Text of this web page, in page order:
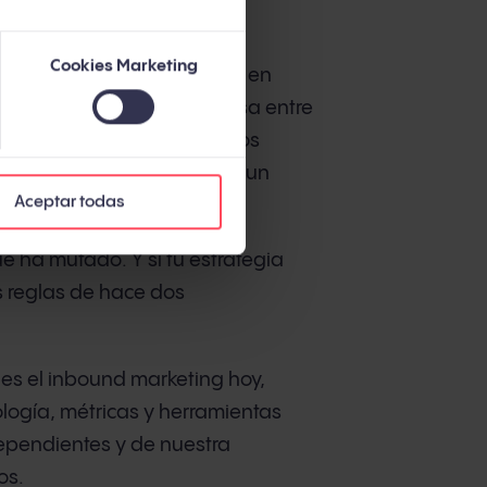
Cookies Marketing
Aceptar todas
las búsquedas en Google en
ChatGPT procesa entre
2025, independiente). Y los
antes de hablar con un
ha mutado. Y si tu estrategia
reglas de hace dos
el inbound marketing hoy,
métricas y herramientas
y de nuestra